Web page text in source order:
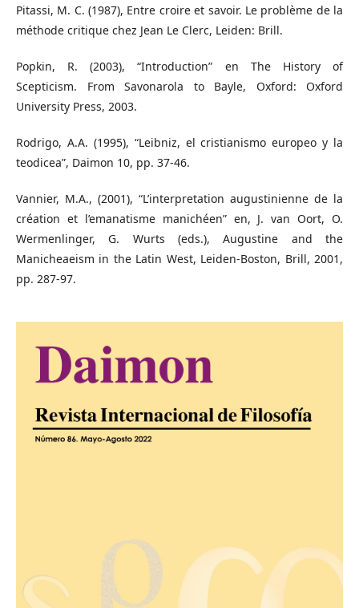
Pitassi, M. C. (1987), Entre croire et savoir. Le problème de la
méthode critique chez Jean Le Clerc, Leiden: Brill.
Popkin, R. (2003), “Introduction” en The History of
Scepticism. From Savonarola to Bayle, Oxford: Oxford
University Press, 2003.
Rodrigo, A.A. (1995), “Leibniz, el cristianismo europeo y la
teodicea”, Daimon 10, pp. 37-46.
Vannier, M.A., (2001), “L’interpretation augustinienne de la
création et l’emanatisme manichéen” en, J. van Oort, O.
Wermenlinger, G. Wurts (eds.), Augustine and the
Manicheaeism in the Latin West, Leiden-Boston, Brill, 2001,
pp. 287-97.